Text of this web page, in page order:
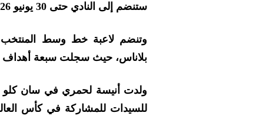
ستنضم إلى النادي حتى 30 يونيو 2026”.
وتنضم لاعبة خط وسط المنتخب
بلاناس، حيث سجلت سبعة أهداف في 27 مباراة في الموسم
للسيدات للمشاركة في كأس